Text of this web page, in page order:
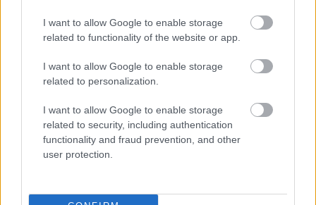
I want to allow Google to enable storage
related to functionality of the website or app.
I want to allow Google to enable storage
related to personalization.
I want to allow Google to enable storage
related to security, including authentication
functionality and fraud prevention, and other
user protection.
δεν έχουμε κάνει λάθη. Αλλά διότι λέμε λιγότερα
από τους άλλους, επιδιώκοντας να τα κάνουμε
όλα. Ότι επιμείνουμε σε μια σχέση ειλικρίνειας με
τους πολίτες. Κι ότι η Νέα Δημοκρατία είναι μια
διεθνείς, οικονομικές και τεχνολογικές, εξελίξεις,
προσφέρει σύγχρονες και ρεαλιστικές λύσεις,
ενώ οι αντίπαλοι μας, δημαγωγία και τοξικότητα.
Ξεκινάμε, λοιπόν, τη δουλειά για την Ελλάδα